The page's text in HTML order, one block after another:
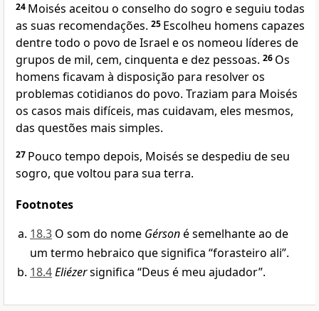
24 Moisés aceitou o conselho do sogro e seguiu todas
as suas recomendações. 25 Escolheu homens capazes
dentre todo o povo de Israel e os nomeou líderes de
grupos de mil, cem, cinquenta e dez pessoas. 26 Os
homens ficavam à disposição para resolver os
problemas cotidianos do povo. Traziam para Moisés
os casos mais difíceis, mas cuidavam, eles mesmos,
das questões mais simples.
27 Pouco tempo depois, Moisés se despediu de seu
sogro, que voltou para sua terra.
Footnotes
18.3 O som do nome Gérsoné semelhante ao de
um termo hebraico que significa “forasteiro ali”.
18.4Eliézersignifica “Deus é meu ajudador”.